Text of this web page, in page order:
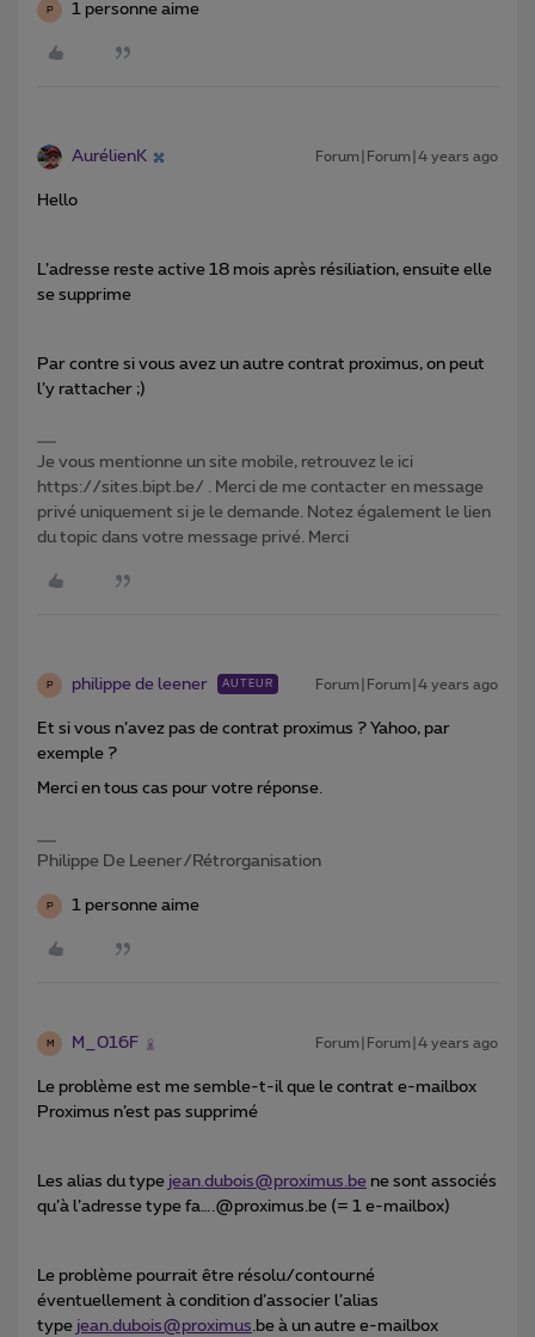
P 1 personne aime
AurélienK Forum|Forum|4 years ago
Hello
L’adresse reste active 18 mois après résiliation, ensuite elle
se supprime
Par contre si vous avez un autre contrat proximus, on peut
l’y rattacher ;)
Je vous mentionne un site mobile, retrouvez le ici
https://sites.bipt.be/ . Merci de me contacter en message
privé uniquement si je le demande. Notez également le lien
du topic dans votre message privé. Merci
P philippe de leener AUTEUR Forum|Forum|4 years ago
Et si vous n’avez pas de contrat proximus ? Yahoo, par
exemple ?
Merci en tous cas pour votre réponse.
Philippe De Leener/Rétrorganisation
P 1 personne aime
M M_016F Forum|Forum|4 years ago
Le problème est me semble-t-il que le contrat e-mailbox
Proximus n’est pas supprimé
Les alias du type jean.dubois@proximus.be ne sont associés
qu’à l’adresse type fa….@proximus.be (= 1 e-mailbox)
Le problème pourrait être résolu/contourné
éventuellement à condition d’associer l’alias
type jean.dubois@proximus.be à un autre e-mailbox